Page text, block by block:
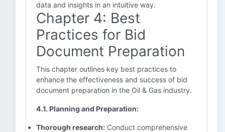
data and insights in an intuitive way.
Chapter 4: Best
Practices for Bid
Document Preparation
This chapter outlines key best practices to
enhance the effectiveness and success of bid
document preparation in the Oil & Gas industry.
4.1. Planning and Preparation:
Thorough research: Conduct comprehensive